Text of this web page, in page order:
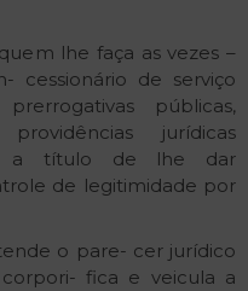
lhe faça as vezes –
cessionário de serviço
públicas,
jurídicas
a título de lhe dar
de legitimidade por
o pare- cer jurídico
fica e veicula a